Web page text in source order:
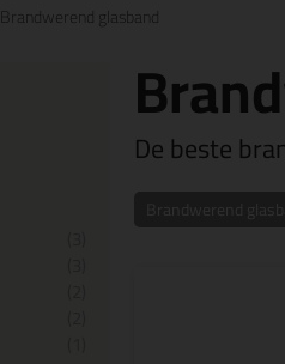
Brandwerend glasband
De beste